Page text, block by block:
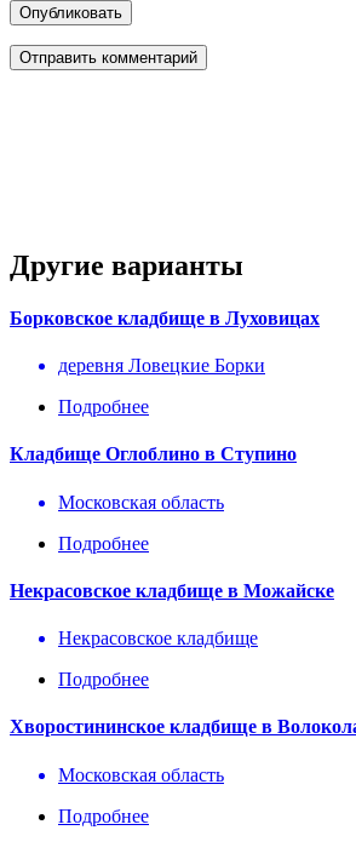
Опубликовать
Другие варианты
Борковское кладбище в Луховицах
деревня Ловецкие Борки
Подробнее
Кладбище Оглоблино в Ступино
Московская область
Подробнее
Некрасовское кладбище в Можайске
Некрасовское кладбище
Подробнее
Хворостининское кладбище в
Московская область
Подробнее